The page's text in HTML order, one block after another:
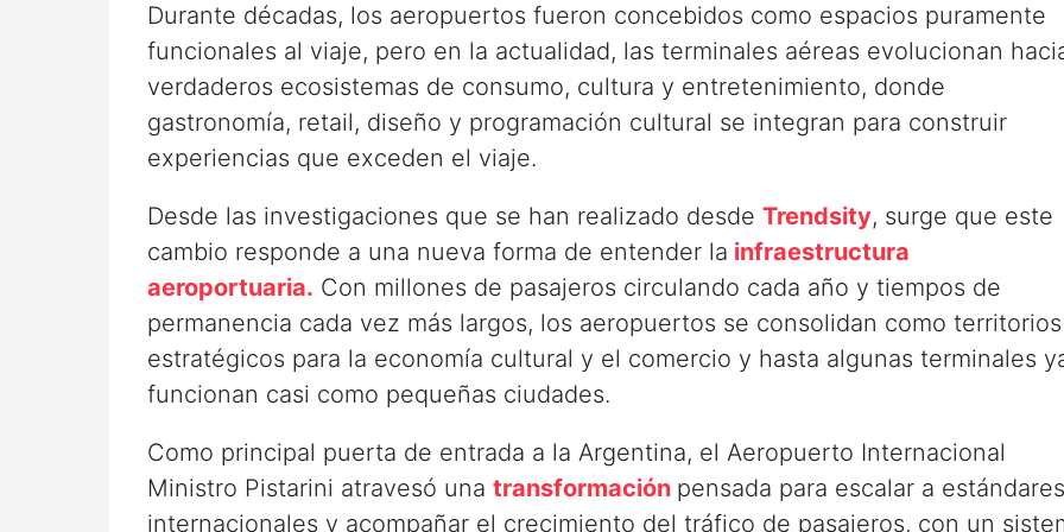
Durante décadas, los aeropuertos fueron concebidos como espacios puramente
funcionales al viaje, pero en la actualidad, las terminales aéreas evolucionan
verdaderos ecosistemas de consumo, cultura y entretenimiento, donde
gastronomía, retail, diseño y programación cultural se integran para construir
experiencias que exceden el viaje.
Desde las investigaciones que se han realizado desde Trendsity, surge que este
cambio responde a una nueva forma de entender la infraestructura
aeroportuaria. Con millones de pasajeros circulando cada año y tiempos de
permanencia cada vez más largos, los aeropuertos se consolidan como territorios
estratégicos para la economía cultural y el comercio y hasta algunas terminales
funcionan casi como pequeñas ciudades.
Como principal puerta de entrada a la Argentina, el Aeropuerto Internacional
Ministro Pistarini atravesó una transformación pensada para escalar a estándares
internacionales y acompañar el crecimiento del tráfico de pasajeros, con un